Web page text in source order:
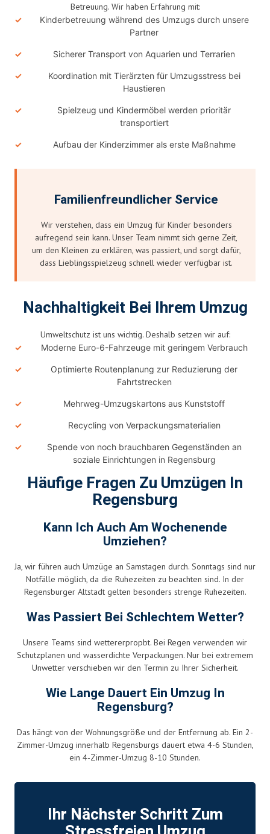
Betreuung. Wir haben Erfahrung mit:
Kinderbetreuung während des Umzugs durch unsere
Partner
Sicherer Transport von Aquarien und Terrarien
Koordination mit Tierärzten für Umzugsstress bei
Haustieren
Spielzeug und Kindermöbel werden prioritär
transportiert
Aufbau der Kinderzimmer als erste Maßnahme
Familienfreundlicher Service
Wir verstehen, dass ein Umzug für Kinder besonders
aufregend sein kann. Unser Team nimmt sich gerne Zeit,
um den Kleinen zu erklären, was passiert, und sorgt dafür,
dass Lieblingsspielzeug schnell wieder verfügbar ist.
Nachhaltigkeit Bei Ihrem Umzug
Umweltschutz ist uns wichtig. Deshalb setzen wir auf:
Moderne Euro-6-Fahrzeuge mit geringem Verbrauch
Optimierte Routenplanung zur Reduzierung der
Fahrtstrecken
Mehrweg-Umzugskartons aus Kunststoff
Recycling von Verpackungsmaterialien
Spende von noch brauchbaren Gegenständen an
soziale Einrichtungen in Regensburg
Häufige Fragen Zu Umzügen In
Regensburg
Kann Ich Auch Am Wochenende
Umziehen?
Ja, wir führen auch Umzüge an Samstagen durch. Sonntags sind nur
Notfälle möglich, da die Ruhezeiten zu beachten sind. In der
Regensburger Altstadt gelten besonders strenge Ruhezeiten.
Was Passiert Bei Schlechtem Wetter?
Unsere Teams sind wettererpropbt. Bei Regen verwenden wir
Schutzplanen und wasserdichte Verpackungen. Nur bei extremem
Unwetter verschieben wir den Termin zu Ihrer Sicherheit.
Wie Lange Dauert Ein Umzug In
Regensburg?
Das hängt von der Wohnungsgröße und der Entfernung ab. Ein 2-
Zimmer-Umzug innerhalb Regensburgs dauert etwa 4-6 Stunden,
ein 4-Zimmer-Umzug 8-10 Stunden.
Ihr Nächster Schritt Zum